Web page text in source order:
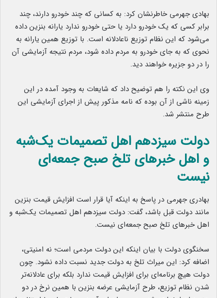
بهادی جهرمی خاطرنشان کرد: به کسانی که چند خودرو دارند، چند
برابر کسی که یک خودرو دارد یا حتی خودرو ندارد یارانه بنزین داده
می‌شود که این نظام توزیع ناعادلانه است. با توزیع همین یارانه به
نحوی که به جای خودرو به مردم داده شود، مردم نتیجه آزمایشی آن
را در دو جزیره خواهند دید.
وی این نکته را هم توضیح داد که شایعات به وجود آمده در این
زمینه ناشی از آن بوده که نامه مذکور پیش از اجرای آزمایشی این
طرح منتشر شد.
دولت سیزدهم اهل تصمیمات ‌یک‌شبه
و اهل خبرهای تلخ صبح جمعه‌ای
نیست
بهادری جهرمی در پاسخ به اینکه آیا قرار است افزایش قیمت بنزین
مانند دولت قبل باشد، گفت: دولت سیزدهم اهل تصمیمات ‌یک‌شبه و
اهل خبرهای تلخ صبح جمعه‌ای نیست.
سخنگوی دولت با بیان اینکه این دولت مردمی است؛ نه امنیتی،
اضافه کرد: این میراث تلخ به دولت جدید نسبت داده نشود. چون
دولت هیچ برنامه‌ای برای افزایش قیمت ندارد بلکه برای عادلانه‌تر
شدن نظام توزیع، طرح آزمایشی عرضه بنزین با همین نرخ در دو